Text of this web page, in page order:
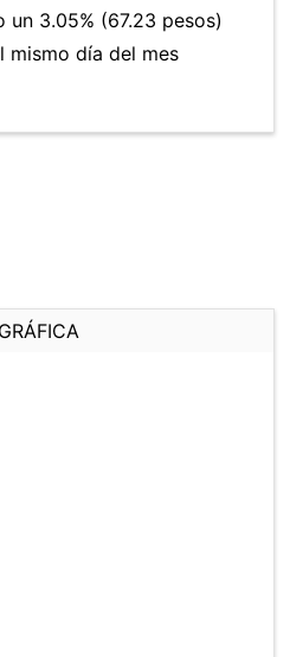
3.05% (67.23 pesos)
mismo día del mes
GRÁFICA